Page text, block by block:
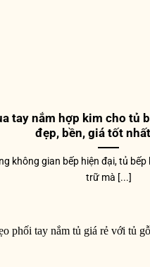
tay nắm hợp kim cho tủ
đẹp, bền, giá tốt
không gian bếp hiện đại, tủ
trữ mà [...]